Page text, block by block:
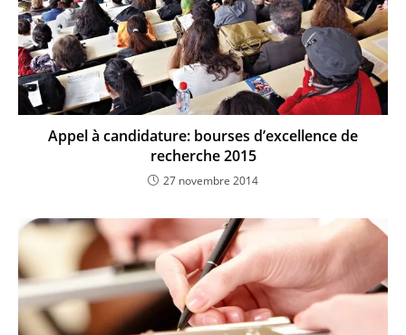
Appel à candidature: bourses d’excellence de
recherche 2015
27 novembre 2014